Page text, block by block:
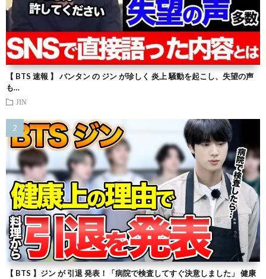
【 BTS 速報 】 バンタン の ジン が珍しく 炎上 騒動を起こし、失望の声
も…
JIN
【 BTS 】ジン が 引退 発表！「病院で検査してすぐ決意しました」 健康